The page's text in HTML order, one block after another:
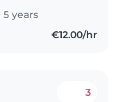
hele hechte
oudste van 8
5 years
€12.00/hr
3